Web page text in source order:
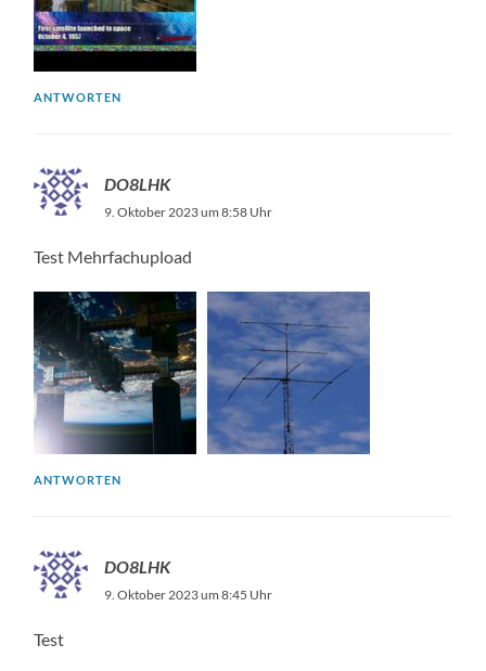
ANTWORTEN
DO8LHK
9. Oktober 2023 um 8:58 Uhr
Test Mehrfachupload
ANTWORTEN
DO8LHK
9. Oktober 2023 um 8:45 Uhr
Test